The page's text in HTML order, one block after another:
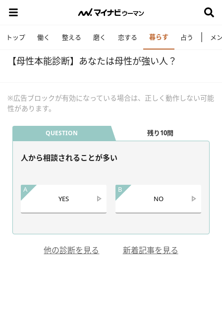
トップ 働く 整える 磨く 恋する 暮らす 占う メ
【母性本能診断】あなたは母性が強い人？
※広告ブロックが有効になっている場合は、正しく動作しない可能
性があります。
QUESTION 残り10問
人から相談されることが多い
A
YES
B
NO
他の診断を見る 新着記事を見る